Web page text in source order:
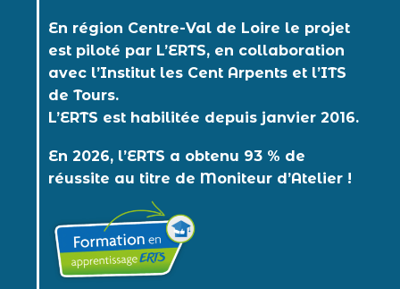
En région Centre-Val de Loire le projet
est piloté par L’ERTS, en collaboration
avec l’Institut les Cent Arpents et l’ITS
de Tours.
L’ERTS est habilitée depuis janvier 2016.
En 2026, l’ERTS a obtenu 93 % de
réussite au titre de Moniteur d’Atelier !